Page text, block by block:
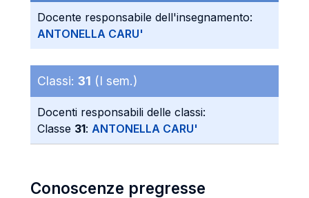
Docente responsabile dell'insegnamento:
ANTONELLA CARU'
Classi: 31 (I sem.)
Docenti responsabili delle classi:
Classe 31: ANTONELLA CARU'
Conoscenze pregresse